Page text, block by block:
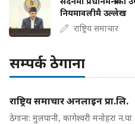
नियमावलीमै उल्लेख
राष्ट्रिय समाचार
सम्पर्क ठेगाना
राष्ट्रिय समाचार अनलाइन प्रा.लि.
ठेगाना: मुलपानी, कागेश्वरी मनोहरा